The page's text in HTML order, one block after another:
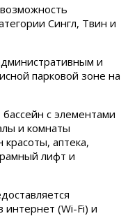
Сингл, Твин и
и
парковой зоне на
с элементами
и комнаты
красоты, аптека,
лифт и
интернет (Wi-Fi) и